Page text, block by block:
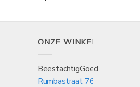
ONZE WINKEL
BeestachtigGoed
Rumbastraat 76